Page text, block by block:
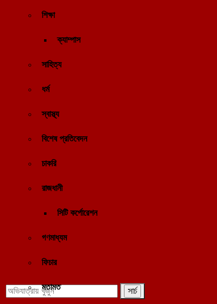
শিক্ষা
ক্যাম্পাস
সাহিত্য
ধর্ম
স্বাস্থ্য
বিশেষ প্রতিবেদন
চাকরি
রাজধানী
সিটি কর্পোরেশন
গণমাধ্যম
ফিচার
মতামত